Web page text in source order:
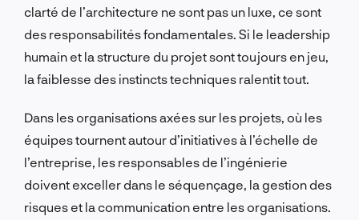
clarté de l’architecture ne sont pas un luxe, ce sont
des responsabilités fondamentales. Si le leadership
humain et la structure du projet sont toujours en jeu,
la faiblesse des instincts techniques ralentit tout.
Dans les organisations axées sur les projets, où les
équipes tournent autour d’initiatives à l’échelle de
l’entreprise, les responsables de l’ingénierie
doivent exceller dans le séquençage, la gestion des
risques et la communication entre les organisations.